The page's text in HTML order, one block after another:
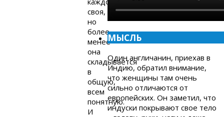
своя,
но
более-
менее
она
складывается
в
общую,
всем
понятную.
И
МЫСЛЬ
Один англичанин, приехав в
Индию, обратил внимание,
что женщины там очень
сильно отличаются от
европейских. Он заметил, что
индуски покрывают свое тело